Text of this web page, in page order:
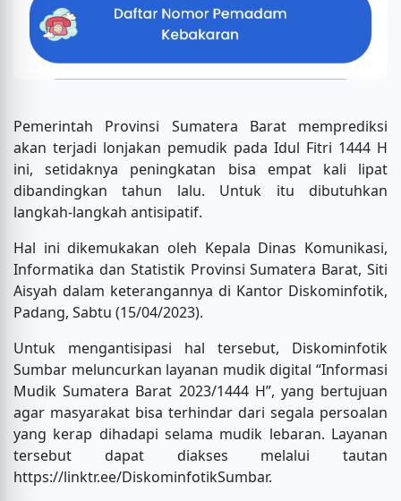
Pemerintah Provinsi Sumatera Barat memprediksi
akan terjadi lonjakan pemudik pada Idul Fitri 1444 H
ini, setidaknya peningkatan bisa empat kali lipat
dibandingkan tahun lalu. Untuk itu dibutuhkan
langkah-langkah antisipatif.
Hal ini dikemukakan oleh Kepala Dinas Komunikasi,
Informatika dan Statistik Provinsi Sumatera Barat, Siti
Aisyah dalam keterangannya di Kantor Diskominfotik,
Padang, Sabtu (15/04/2023).
Untuk mengantisipasi hal tersebut, Diskominfotik
Sumbar meluncurkan layanan mudik digital “Informasi
Mudik Sumatera Barat 2023/1444 H”, yang bertujuan
agar masyarakat bisa terhindar dari segala persoalan
yang kerap dihadapi selama mudik lebaran. Layanan
tersebut dapat diakses melalui tautan
https://linktr.ee/DiskominfotikSumbar.